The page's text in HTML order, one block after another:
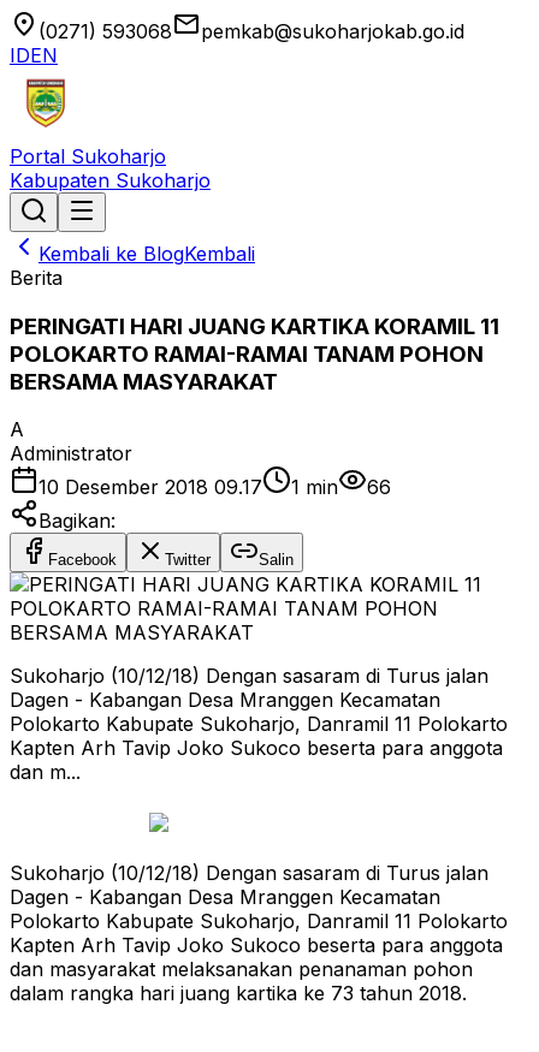
location_on (0271) 593068emailpemkab@sukoharjokab.go.id
IDEN
Portal Sukoharjo
Kabupaten Sukoharjo
Kembali ke BlogKembali
Berita
PERINGATI HARI JUANG KARTIKA KORAMIL 11
POLOKARTO RAMAI-RAMAI TANAM POHON
BERSAMA MASYARAKAT
A
Administrator
10 Desember 2018 09.17
1 min
66
Bagikan:
Facebook Twitter Salin
Sukoharjo (10/12/18) Dengan sasaram di Turus jalan
Dagen - Kabangan Desa Mranggen Kecamatan
Polokarto Kabupate Sukoharjo, Danramil 11 Polokarto
Kapten Arh Tavip Joko Sukoco beserta para anggota
dan m...
Sukoharjo (10/12/18) Dengan sasaram di Turus jalan
Dagen - Kabangan Desa Mranggen Kecamatan
Polokarto Kabupate Sukoharjo, Danramil 11 Polokarto
Kapten Arh Tavip Joko Sukoco beserta para anggota
dan masyarakat melaksanakan penanaman pohon
dalam rangka hari juang kartika ke 73 tahun 2018.